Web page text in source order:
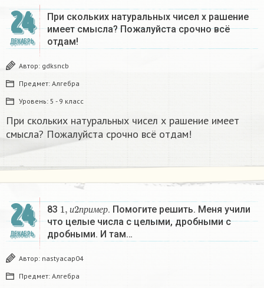
24
ДЕКАБРЬ
При скольких натуральных чисел х рашение
имеет смысла? Пожалуйста срочно всё
отдам!
Автор: gdksncb
Предмет: Алгебра
Уровень: 5 - 9 класс
При скольких натуральных чисел х рашение имеет
смысла? Пожалуйста срочно всё отдам!
24
ДЕКАБРЬ
83 и п р име р
1,и 2пример
. Помогите решить. Меня учили
что целые числа с целыми, дробными с
дробными. И там…
Автор: nastyacap04
Предмет: Алгебра